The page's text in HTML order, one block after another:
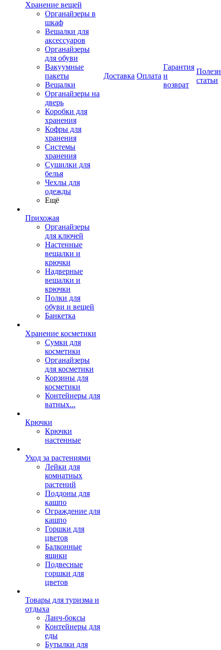
Хранение вещей
Органайзеры в
шкаф
Вешалки для
аксессуаров
Органайзеры
для обуви
Вакуумные
пакеты
Вешалки
Органайзеры на
дверь
Коробки для
хранения
Кофры для
хранения
Системы
хранения
Сушилки для
белья
Чехлы для
одежды
Ещё
Прихожая
Органайзеры
для ключей
Настенные
вешалки и
крючки
Надверные
вешалки и
крючки
Полки для
обуви и вещей
Банкетка
Хранение косметики
Сумки для
косметики
Органайзеры
для косметики
Корзины для
косметики
Контейнеры для
ватных...
Крючки
Крючки
настенные
Уход за растениями
Лейки для
комнатных
растений
Поддоны для
кашпо
Ограждение для
кашпо
Горшки для
цветов
Балконные
ящики
Подвесные
горшки для
цветов
Товары для туризма и
отдыха
Ланч-боксы
Контейнеры для
еды
Бутылки для
Доставка Оплата
Гарантия
и
возврат
статьи